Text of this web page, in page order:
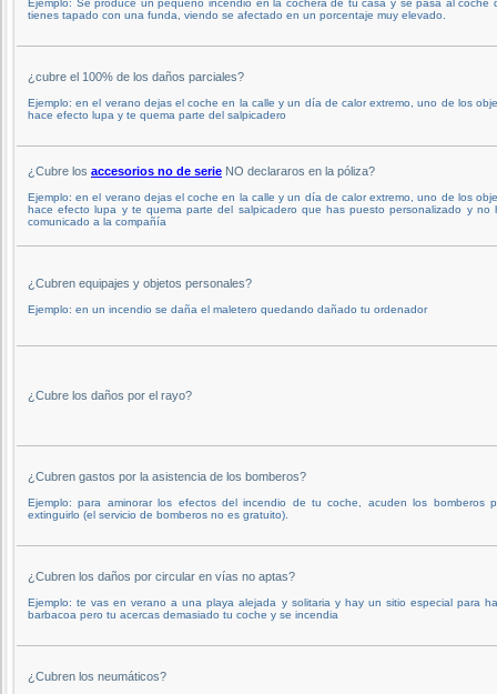
Ejemplo: Se produce un pequeño incendio en la cochera de tu casa y se pasa al coche
tienes tapado con una funda, viendo se afectado en un porcentaje muy elevado.
¿cubre el 100% de los daños parciales?
Ejemplo: en el verano dejas el coche en la calle y un día de calor extremo, uno de los
hace efecto lupa y te quema parte del salpicadero
¿Cubre los accesorios no de serie NO declararos en la póliza?
Ejemplo: en el verano dejas el coche en la calle y un día de calor extremo, uno de los
hace efecto lupa y te quema parte del salpicadero que has puesto personalizado y no
comunicado a la compañía
¿Cubren equipajes y objetos personales?
Ejemplo: en un incendio se daña el maletero quedando dañado tu ordenador
¿Cubre los daños por el rayo?
¿Cubren gastos por la asistencia de los bomberos?
Ejemplo: para aminorar los efectos del incendio de tu coche, acuden los bomberos
extinguirlo (el servicio de bomberos no es gratuito).
¿Cubren los daños por circular en vías no aptas?
Ejemplo: te vas en verano a una playa alejada y solitaria y hay un sitio especial para
barbacoa pero tu acercas demasiado tu coche y se incendia
¿Cubren los neumáticos?